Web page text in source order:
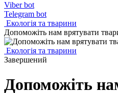
Viber bot
Telegram bot
Екологія та тварини
Допоможіть нам врятувати
Екологія та тварини
Завершений
Допоможіть